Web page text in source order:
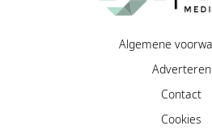
Algemene
Adverteren
Contact
Cookies